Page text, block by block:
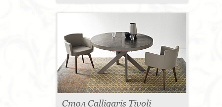
Стол Calligaris Tivoli